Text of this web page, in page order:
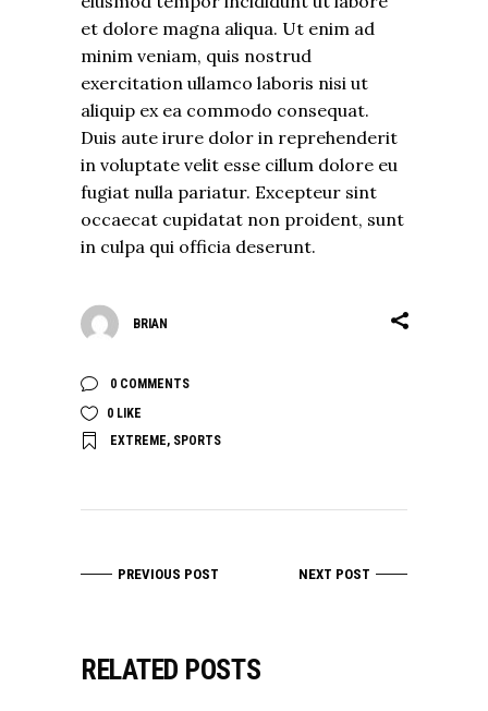
et dolore magna aliqua. Ut enim ad
minim veniam, quis nostrud
exercitation ullamco laboris nisi ut
aliquip ex ea commodo consequat.
Duis aute irure dolor in reprehenderit
in voluptate velit esse cillum dolore eu
fugiat nulla pariatur. Excepteur sint
occaecat cupidatat non proident, sunt
in culpa qui officia deserunt.
BRIAN
0 COMMENTS
0 LIKE
EXTREME, SPORTS
PREVIOUS POST NEXT POST
RELATED POSTS